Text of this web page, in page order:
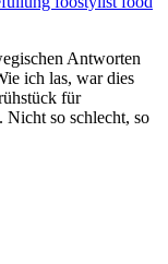
Antworten
ich las, war dies
für
Nicht so schlecht, so